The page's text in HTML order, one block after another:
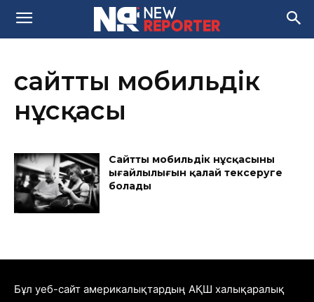
сайттың мобильдік
нұсқасы
Сайттың мобильдік нұсқасының
ыңғайлылығын қалай тексеруге
болады
Бұл уеб-сайт америкалықтардың АҚШ халықаралық